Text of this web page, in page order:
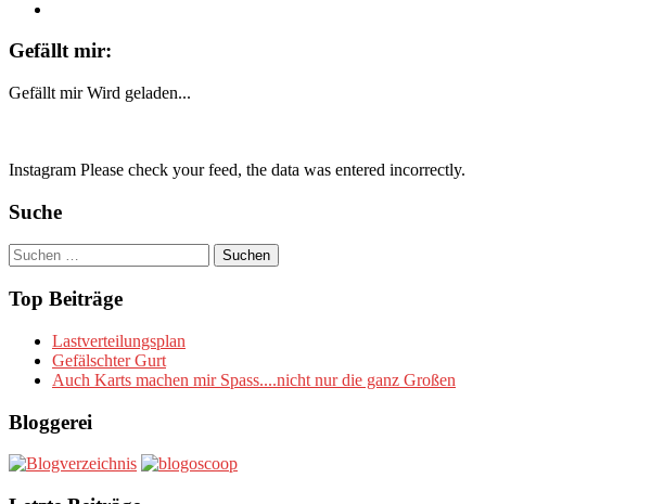
Gefällt mir:
Gefällt mir Wird geladen...
Instagram Please check your feed, the data was entered incorrectly.
Suche
Suchen
nach:
Top Beiträge
Lastverteilungsplan
Gefälschter Gurt
Auch Karts machen mir Spass....nicht nur die ganz Großen
Bloggerei